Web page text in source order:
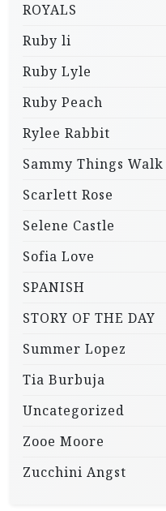
ROYALS
Ruby li
Ruby Lyle
Ruby Peach
Rylee Rabbit
Sammy Things Walk
Scarlett Rose
Selene Castle
Sofia Love
SPANISH
STORY OF THE DAY
Summer Lopez
Tia Burbuja
Uncategorized
Zooe Moore
Zucchini Angst